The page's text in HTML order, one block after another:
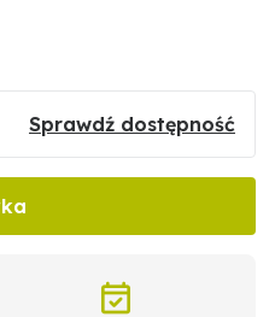
Sprawdź dostępność